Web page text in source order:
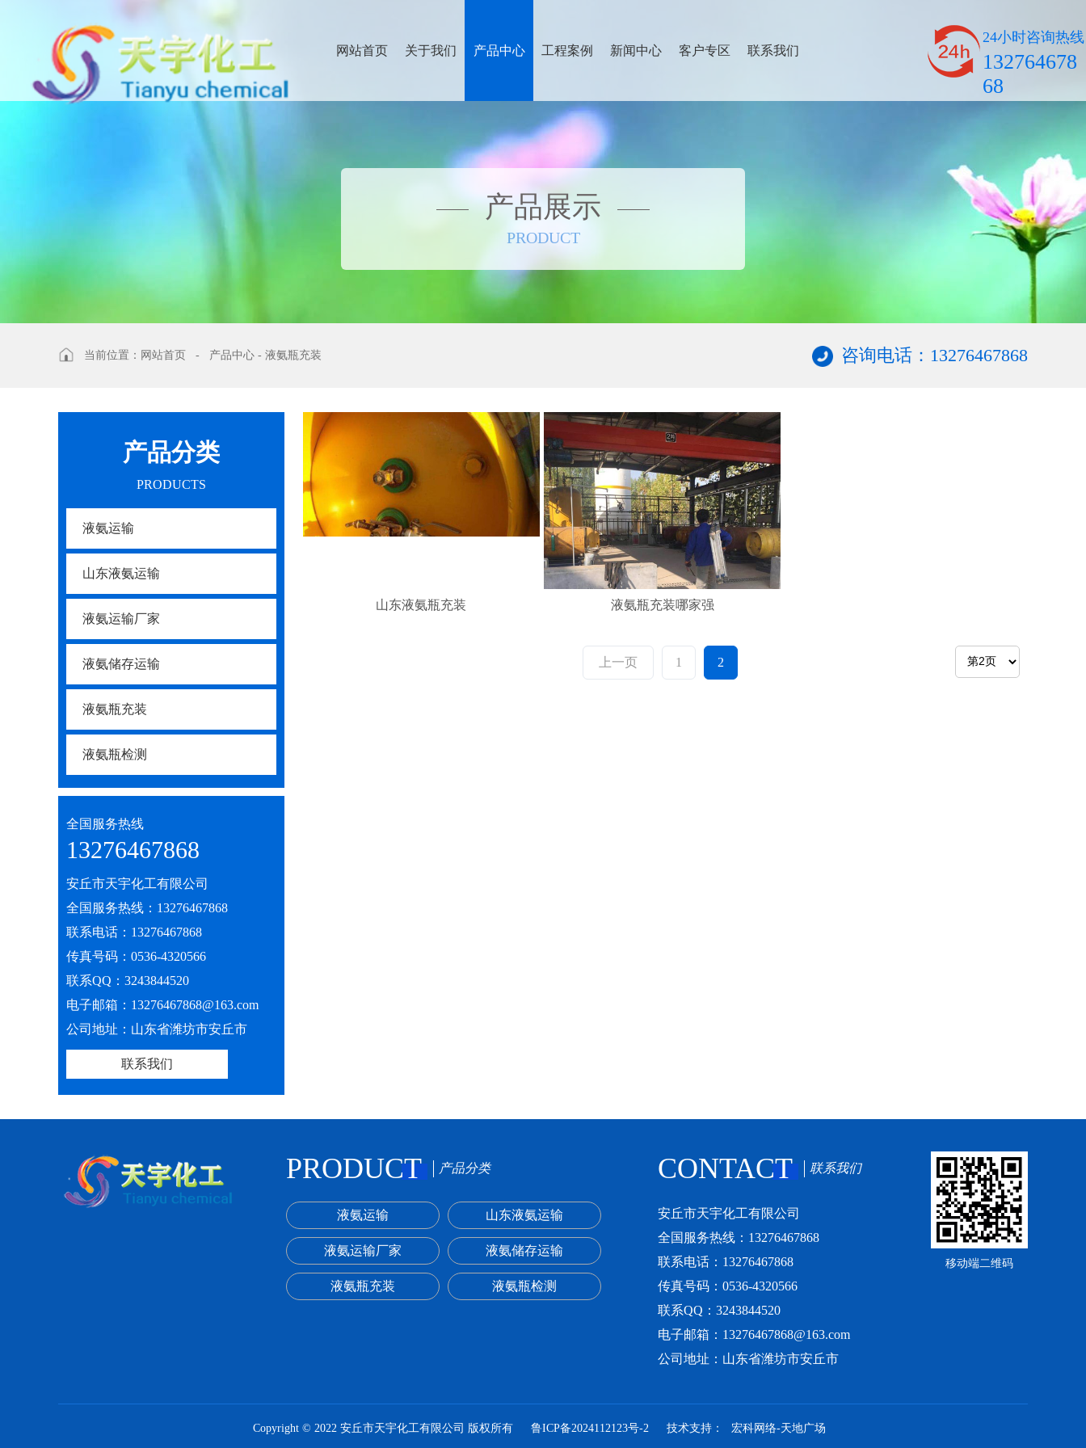
网站首页 关于我们 产品中心 工程案例 新闻中心 客户专区 联系我们
24小时咨询热线
132764678
68
产品展示
PRODUCT
当前位置： 网站首页 - 产品中心 - 液氨瓶充装 咨询电话：13276467868
产品分类
PRODUCTS
液氨运输
山东液氨运输
液氨运输厂家
液氨储存运输
液氨瓶充装
液氨瓶检测
全国服务热线
13276467868
安丘市天宇化工有限公司
全国服务热线：13276467868
联系电话：13276467868
传真号码：0536-4320566
联系QQ：3243844520
电子邮箱：13276467868@163.com
公司地址：山东省潍坊市安丘市
联系我们
山东液氨瓶充装
液氨瓶充装哪家强
上一页 1 2
PRODUCT 产品分类
液氨运输 山东液氨运输
液氨运输厂家 液氨储存运输
液氨瓶充装 液氨瓶检测
CONTACT 联系我们
安丘市天宇化工有限公司
全国服务热线：13276467868
联系电话：13276467868
传真号码：0536-4320566
联系QQ：3243844520
电子邮箱：13276467868@163.com
公司地址：山东省潍坊市安丘市
移动端二维码
Copyright © 2022 安丘市天宇化工有限公司 版权所有 鲁ICP备2024112123号-2 技术支持： 宏科网络-天地广场